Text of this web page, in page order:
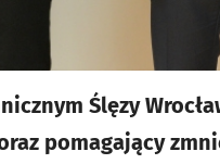
Ślęzy
pomagający